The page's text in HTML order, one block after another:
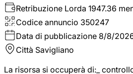
Retribuzione Lorda 1947.36
Codice annuncio 350247
Data di pubblicazione 8/8/
Città Savigliano
La risorsa si occuperà di:_